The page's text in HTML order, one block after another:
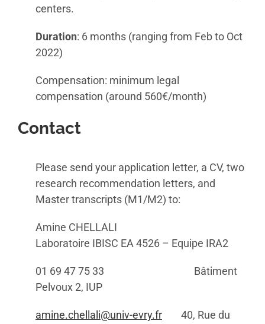
centers.
Duration: 6 months (ranging from Feb to Oct
2022)
Compensation: minimum legal
compensation (around 560€/month)
Contact
Please send your application letter, a CV, two
research recommendation letters, and
Master transcripts (M1/M2) to:
Amine CHELLALI
Laboratoire IBISC EA 4526 – Equipe IRA2
01 69 47 75 33 Bâtiment
Pelvoux 2, IUP
amine.chellali@univ-evry.fr 40, Rue du